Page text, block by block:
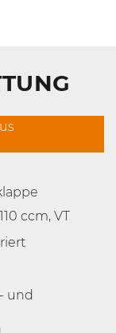
ccm, VT
und